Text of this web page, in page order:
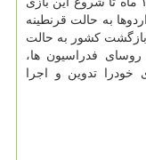
به حالت قرنطینه
كشور به حالت
فدراسیون ها،
تدوین و اجرا